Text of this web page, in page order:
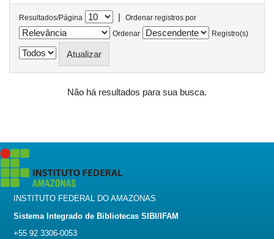
Resultados/Página |
Ordenar registros por
Ordenar
Registro(s)
Não há resultados para sua busca.
INSTITUTO FEDERAL DO AMAZONAS
Sistema Integrado de Bibliotecas SIBI/IFAM
+55 92 3306-0053